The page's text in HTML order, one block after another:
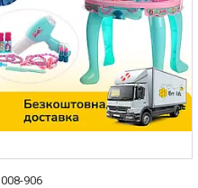
008-906